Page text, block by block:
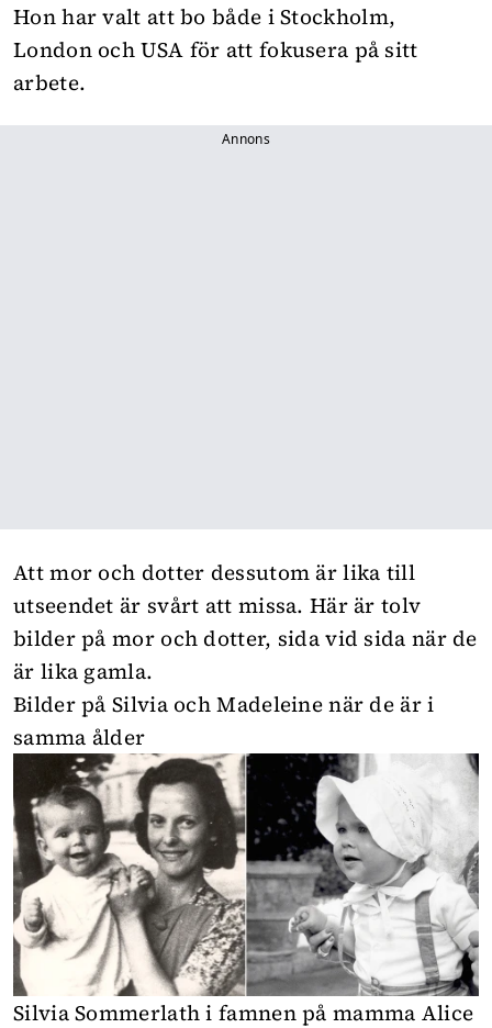
Hon har valt att bo både i Stockholm,
London och USA för att fokusera på sitt
arbete.
Annons
Att mor och dotter dessutom är lika till
utseendet är svårt att missa. Här är tolv
bilder på mor och dotter, sida vid sida när de
är lika gamla.
Bilder på Silvia och Madeleine när de är i
samma ålder
Silvia Sommerlath i famnen på mamma Alice